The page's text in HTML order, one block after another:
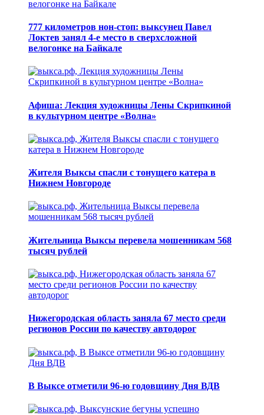
777 километров нон-стоп: выксунец Павел
Локтев занял 4-е место в сверхсложной
велогонке на Байкале
Афиша: Лекция художницы Лены Скрипкиной
в культурном центре «Волна»
Жителя Выксы спасли с тонущего катера в
Нижнем Новгороде
Жительница Выксы перевела мошенникам 568
тысяч рублей
Нижегородская область заняла 67 место среди
регионов России по качеству автодорог
В Выксе отметили 96-ю годовщину Дня ВДВ